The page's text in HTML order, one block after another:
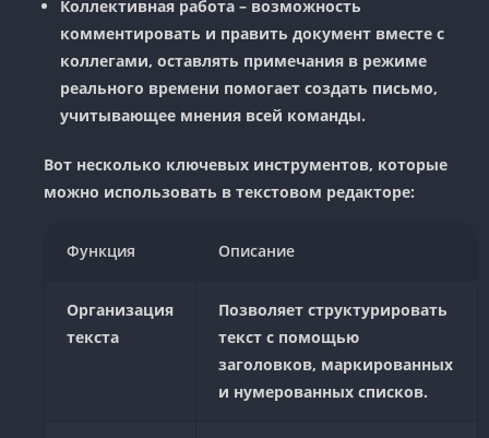
Коллективная работа – возможность
комментировать и править документ вместе с
коллегами, оставлять примечания в режиме
реального времени помогает создать письмо,
учитывающее мнения всей команды.
Вот несколько ключевых инструментов, которые
можно использовать в текстовом редакторе:
Функция Описание
Организация
текста
Позволяет структурировать
текст с помощью
заголовков, маркированных
и нумерованных списков.